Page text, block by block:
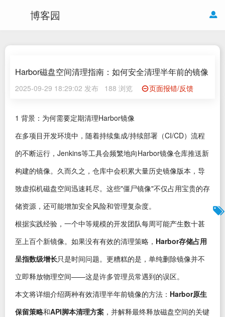
博客园
Harbor磁盘空间清理指南：如何安全清理半年前的镜像
2025-09-29 18:29:02 发布 188 浏览 页面报错/反馈
1 背景：为何需要定期清理Harbor镜像
在多项目开发环境中，随着持续集成/持续部署（CI/CD）流程
的不断运行，Jenkins等工具会频繁地向Harbor镜像仓库推送新
构建的镜像。久而久之，仓库中会积累大量历史镜像版本，导
致虚拟机磁盘空间迅速耗尽。这些"僵尸镜像"不仅占用宝贵的存
储资源，还可能增加安全风险和管理复杂度。
根据实践经验，一个中等规模的开发团队每周可能产生数十甚
至上百个新镜像。如果没有有效的清理策略， Harbor存储占用
呈指数级增长只是时间问题。更糟糕的是，单纯删除镜像并不
立即释放物理空间——这是许多管理员常遇到的误区。
本文将详细介绍两种有效清理半年前镜像的方法： Harbor原生
保留策略和API脚本清理方案 ，并解释最终释放磁盘空间的关键